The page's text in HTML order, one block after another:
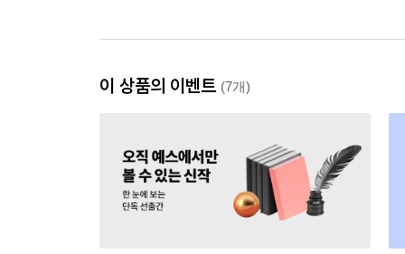
이 상품의 이벤트 (7개)